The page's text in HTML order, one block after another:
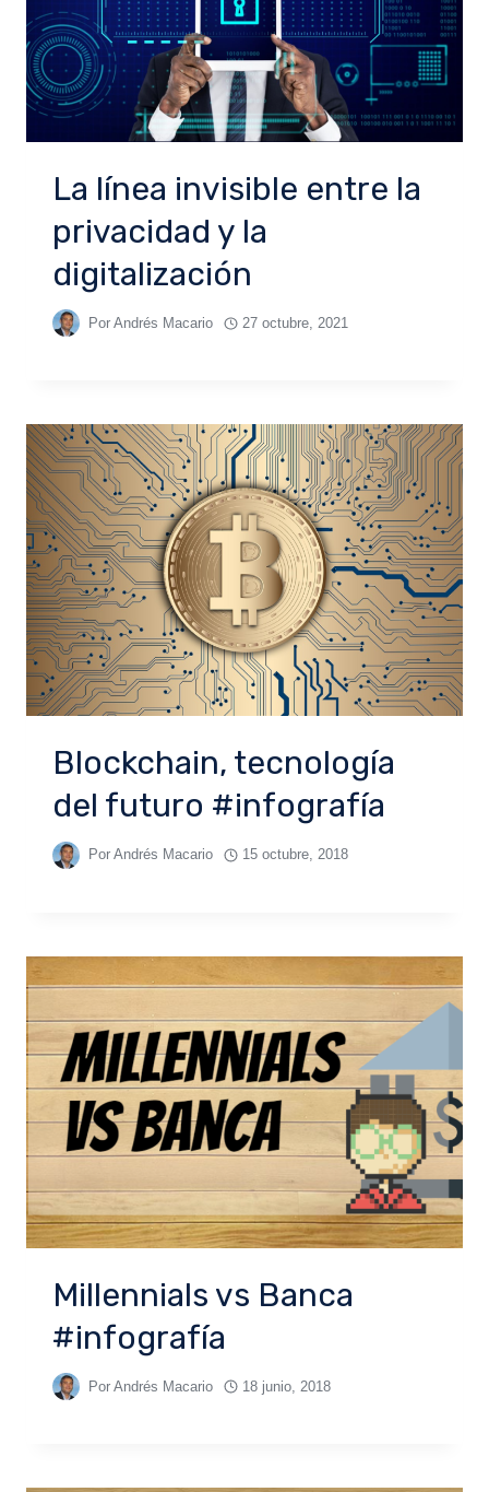
La línea invisible entre la
privacidad y la
digitalización
Por Andrés Macario 27 octubre, 2021
Blockchain, tecnología
del futuro #infografía
Por Andrés Macario 15 octubre, 2018
Millennials vs Banca
#infografía
Por Andrés Macario 18 junio, 2018